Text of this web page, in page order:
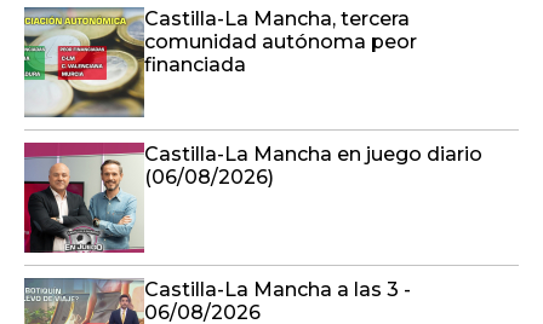
Castilla-La Mancha, tercera
comunidad autónoma peor
financiada
Castilla-La Mancha en juego diario
(06/08/2026)
Castilla-La Mancha a las 3 -
06/08/2026